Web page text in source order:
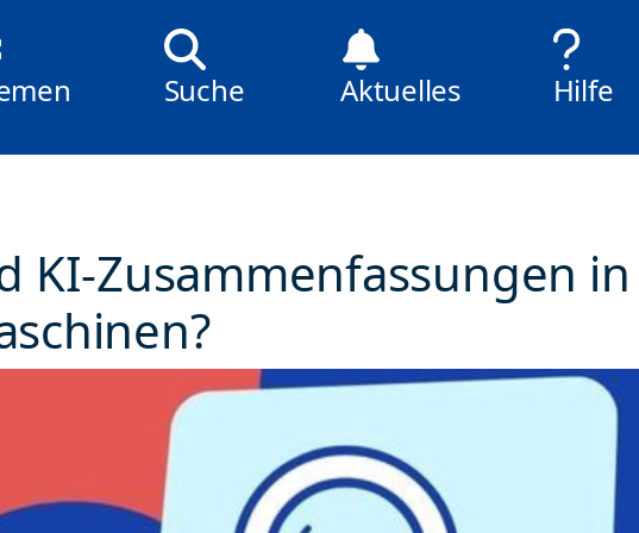
Suche Aktuelles Hilfe
KI-Zusammenfassungen in